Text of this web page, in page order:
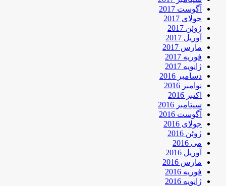
آگوست 2017
جولای 2017
ژوئن 2017
آوریل 2017
مارس 2017
فوریه 2017
ژانویه 2017
دسامبر 2016
نوامبر 2016
اکتبر 2016
سپتامبر 2016
آگوست 2016
جولای 2016
ژوئن 2016
می 2016
آوریل 2016
مارس 2016
فوریه 2016
ژانویه 2016